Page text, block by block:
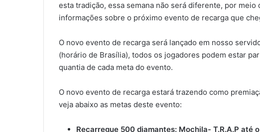
esta tradição, essa semana não será diferente, por
informações sobre o próximo evento de recarga que
O novo evento de recarga será lançado em nosso
(horário de Brasília), todos os jogadores podem estar
quantia de cada meta do evento.
O novo evento de recarga estará trazendo como
veja abaixo as metas deste evento:
Recarregue 500 diamantes: Mochila- T.R.A.P até